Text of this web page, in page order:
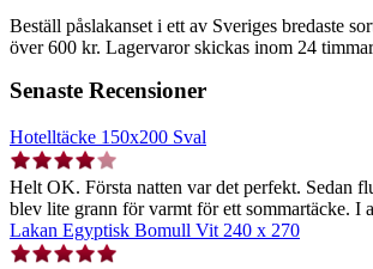
Beställ påslakanset i ett av Sveriges bredaste
över 600 kr. Lagervaror skickas inom 24
Senaste Recensioner
Hotelltäcke 150x200 Sval
Helt OK. Första natten var det perfekt. Sedan
blev lite grann för varmt för ett sommartäcke. I
Lakan Egyptisk Bomull Vit 240 x 270